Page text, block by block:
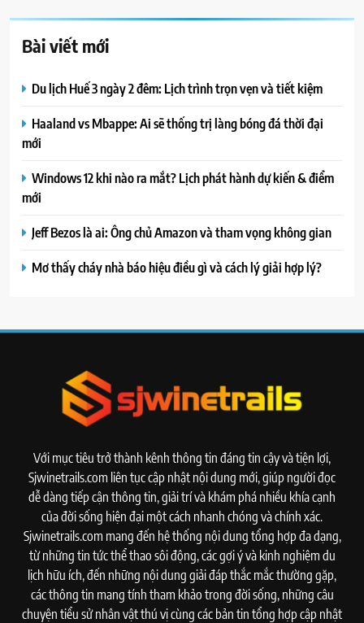
Bài viết mới
Du lịch Huế 3 ngày 2 đêm: Lịch trình trọn vẹn và tiết kiệm
Haaland vs Mbappe: Ai sẽ thống trị làng bóng đá thời đại
mới
Windows 12 khi nào ra mắt? Lịch phát hành dự kiến & điểm
mới
Jeff Bezos là ai: Ông chủ Amazon và tham vọng không gian
Mơ thấy cháy nhà báo hiệu điều gì và cách lý giải hợp lý?
Với mục tiêu trở thành kênh thông tin đáng tin cậy và tiện lợi,
Sjwinetrails.com liên tục cập nhật nội dung mới, giúp người đọc
dễ dàng tiếp cận thông tin, giải trí và khám phá nhiều khía cạnh
của đời sống hiện đại một cách nhanh chóng và chính xác.
Sjwinetrails.com mang đến hệ thống nội dung tổng hợp đa dạng,
từ những tin tức thể thao sôi động, các gợi ý và kinh nghiệm du
lịch hữu ích, đến những nội dung giải đáp thắc mắc thường gặp,
các thông tin mang tính tham khảo trong đời sống, những câu
chuyện tiểu sử nhân vật thú vị cùng các bản tin tổng hợp cập nhật